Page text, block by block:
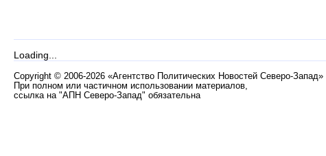
Loading...
Copyright © 2006-2026 «Агентство Политических Новостей Северо-Запад»
При полном или частичном использовании материалов,
ссылка на "АПН Северо-Запад" обязательна